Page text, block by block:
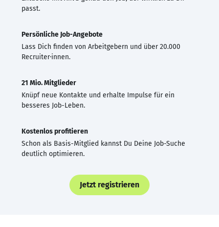
passt.
Persönliche Job-Angebote
Lass Dich finden von Arbeitgebern und über 20.000
Recruiter·innen.
21 Mio. Mitglieder
Knüpf neue Kontakte und erhalte Impulse für ein
besseres Job-Leben.
Kostenlos profitieren
Schon als Basis-Mitglied kannst Du Deine Job-Suche
deutlich optimieren.
Jetzt registrieren